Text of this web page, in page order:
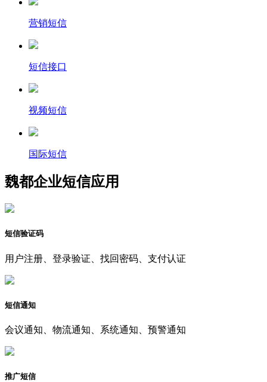
营销短信
短信接口
视频短信
国际短信
魏都企业短信应用
短信验证码
用户注册、登录验证、找回密码、支付认证
短信通知
会议通知、物流通知、系统通知、预警通知
推广短信